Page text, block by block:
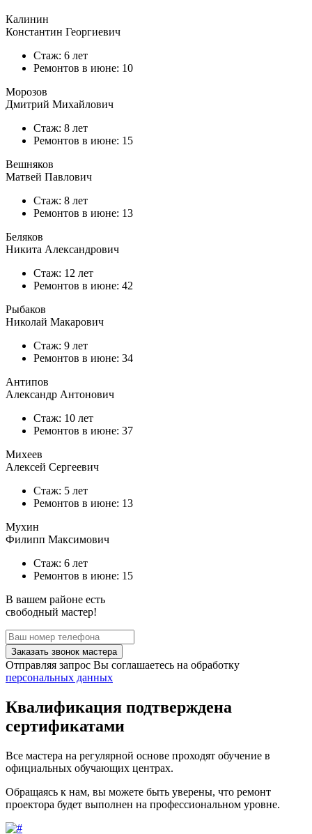
Калинин
Константин Георгиевич
Стаж: 6 лет
Ремонтов в июне: 10
Морозов
Дмитрий Михайлович
Стаж: 8 лет
Ремонтов в июне: 15
Вешняков
Матвей Павлович
Стаж: 8 лет
Ремонтов в июне: 13
Беляков
Никита Александрович
Стаж: 12 лет
Ремонтов в июне: 42
Рыбаков
Николай Макарович
Стаж: 9 лет
Ремонтов в июне: 34
Антипов
Александр Антонович
Стаж: 10 лет
Ремонтов в июне: 37
Михеев
Алексей Сергеевич
Стаж: 5 лет
Ремонтов в июне: 13
Мухин
Филипп Максимович
Стаж: 6 лет
Ремонтов в июне: 15
В вашем районе есть
свободный мастер!
Заказать звонок мастера
Отправляя запрос Вы соглашаетесь на обработку
персональных данных
Квалификация подтверждена
сертификатами
Все мастера на регулярной основе проходят обучение в
официальных обучающих центрах.
Обращаясь к нам, вы можете быть уверены, что ремонт
проектора будет выполнен на профессиональном уровне.